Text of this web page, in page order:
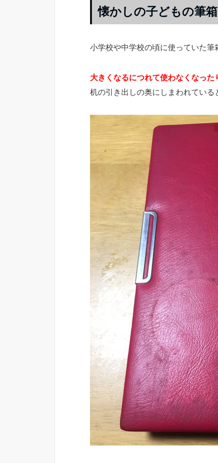
懐かしの子どもの筆
小学校や中学校の頃に使っていた筆
大きくなるにつれて使わなくなっ
机の引き出しの奥にしまわれている